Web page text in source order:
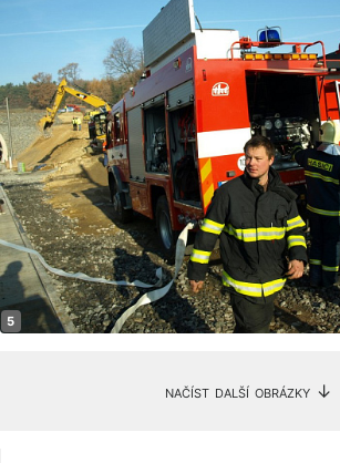
načíst další obrázky ↓